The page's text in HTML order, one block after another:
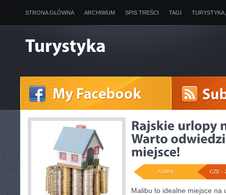
STRONA GŁÓWNA ARCHIWUM SPIS TREŚCI TAGI
CZE -
ADMIN
Malibu to idealne miejsce na